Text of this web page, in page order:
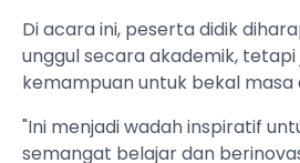
Di acara ini, peserta didik
unggul secara akademik, tetapi
kemampuan untuk bekal masa
"Ini menjadi wadah inspiratif
semangat belajar dan